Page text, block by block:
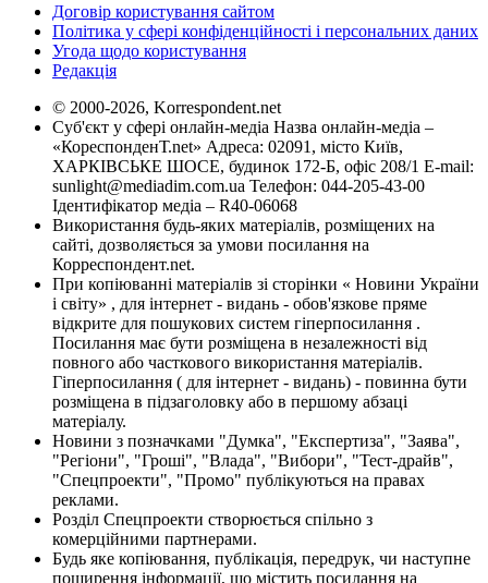
Договір користування сайтом
Політика у сфері конфіденційності і персональних даних
Угода щодо користування
Редакція
© 2000-2026, Korrespondent.net
Суб'єкт у сфері онлайн-медіа Назва онлайн-медіа –
«КореспонденТ.net» Адреса: 02091, місто Київ,
ХАРКІВСЬКЕ ШОСЕ, будинок 172-Б, офіс 208/1 E-mail:
sunlight@mediadim.com.ua Телефон: 044-205-43-00
Ідентифікатор медіа – R40-06068
Використання будь-яких матеріалів, розміщених на
сайті, дозволяється за умови посилання на
Корреспондент.net.
При копіюванні матеріалів зі сторінки « Новини України
і світу» , для інтернет - видань - обов'язкове пряме
відкрите для пошукових систем гіперпосилання .
Посилання має бути розміщена в незалежності від
повного або часткового використання матеріалів.
Гіперпосилання ( для інтернет - видань) - повинна бути
розміщена в підзаголовку або в першому абзаці
матеріалу.
Новини з позначками "Думка", "Експертиза", "Заява",
"Регіони", "Гроші", "Влада", "Вибори", "Тест-драйв",
"Спецпроекти", "Промо" публікуються на правах
реклами.
Розділ Спецпроекти створюється спільно з
комерційними партнерами.
Будь яке копіювання, публікація, передрук, чи наступне
поширення інформації, що містить посилання на